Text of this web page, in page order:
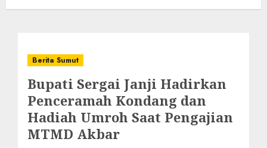
Berita Sumut
Bupati Sergai Janji Hadirkan
Penceramah Kondang dan
Hadiah Umroh Saat Pengajian
MTMD Akbar